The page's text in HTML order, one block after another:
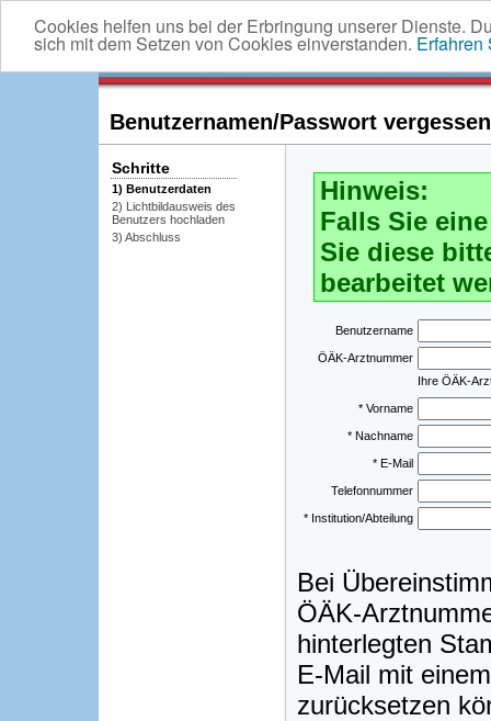
Cookies helfen uns bei der Erbringung unserer Dienste.
sich mit dem Setzen von Cookies einverstanden. Erfahren
Benutzernamen/Passwort
Schritte
1) Benutzerdaten
2) Lichtbildausweis des
Benutzers hochladen
3) Abschluss
Hinweis:
Falls Sie
Sie diese
bearbeitet
Benutzername
ÖÄK-Arztnummer
Ihre ÖÄK-
* Vorname
* Nachname
* E-Mail
Telefonnummer
* Institution/Abteilung
Bei
ÖÄK-
hinterlegten
E-Mail mit
zurücksetzen